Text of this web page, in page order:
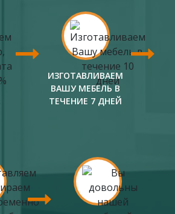
ИЗГОТАВЛИВАЕМ
ВАШУ МЕБЕЛЬ В
ТЕЧЕНИЕ 7 ДНЕЙ